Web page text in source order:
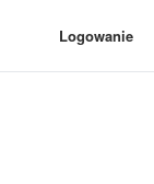
Logowanie